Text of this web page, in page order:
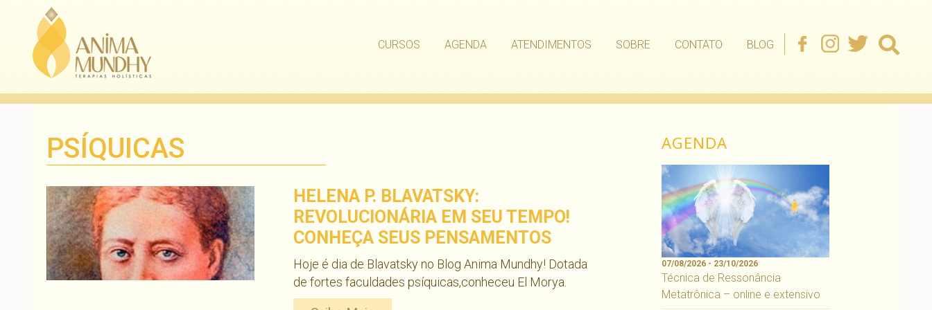
CURSOS AGENDA ATENDIMENTOS SOBRE CONTATO BLOG
PSÍQUICAS
HELENA P. BLAVATSKY:
REVOLUCIONÁRIA EM SEU TEMPO!
CONHEÇA SEUS PENSAMENTOS
Hoje é dia de Blavatsky no Blog Anima Mundhy! Dotada
de fortes faculdades psíquicas,conheceu El Morya.
AGENDA
07/08/2026 - 23/10/2026
Técnica de Ressonância
Metatrônica – online e extensivo